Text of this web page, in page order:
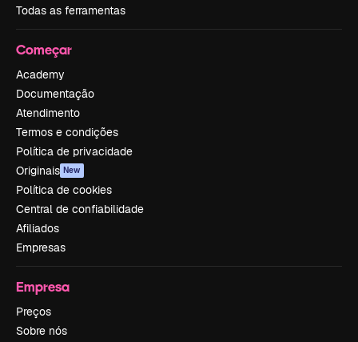
Todas as ferramentas
Começar
Academy
Documentação
Atendimento
Termos e condições
Política de privacidade
Originais New
Política de cookies
Central de confiabilidade
Afiliados
Empresas
Empresa
Preços
Sobre nós